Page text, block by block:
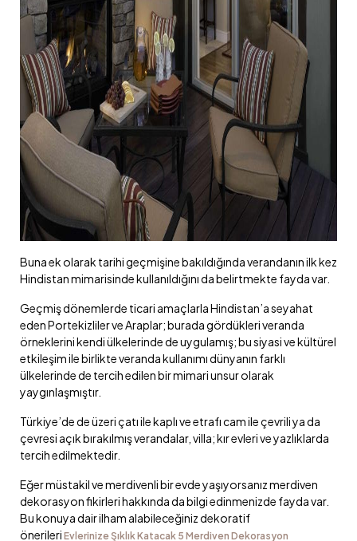
Buna ek olarak tarihi geçmişine bakıldığında verandanın ilk kez
Hindistan mimarisinde kullanıldığını da belirtmekte fayda var.
Geçmiş dönemlerde ticari amaçlarla Hindistan’a seyahat
eden Portekizliler ve Araplar; burada gördükleri veranda
örneklerini kendi ülkelerinde de uygulamış; bu siyasi ve kültürel
etkileşim ile birlikte veranda kullanımı dünyanın farklı
ülkelerinde de tercih edilen bir mimari unsur olarak
yaygınlaşmıştır.
Türkiye’de de üzeri çatı ile kaplı ve etrafı cam ile çevrili ya da
çevresi açık bırakılmış verandalar, villa; kır evleri ve yazlıklarda
tercih edilmektedir.
Eğer müstakil ve merdivenli bir evde yaşıyorsanız merdiven
dekorasyon fikirleri hakkında da bilgi edinmenizde fayda var.
Bu konuya dair ilham alabileceğiniz dekoratif
önerileri Evlerinize Şıklık Katacak 5 Merdiven Dekorasyon